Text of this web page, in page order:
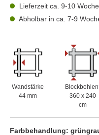
Lieferzeit ca. 9-10
Abholbar in ca. 7-9
Wandstärke
44 mm
360 x 240
cm
Farbbehandlung: